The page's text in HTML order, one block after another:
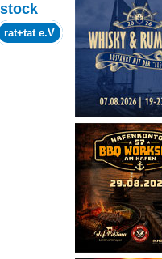
rat+tat e.V